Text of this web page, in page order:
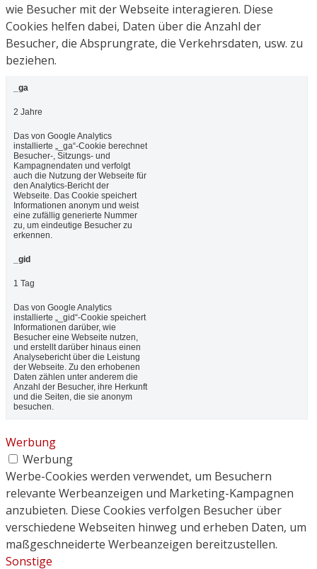
wie Besucher mit der Webseite interagieren. Diese
Cookies helfen dabei, Daten über die Anzahl der
Besucher, die Absprungrate, die Verkehrsdaten, usw. zu
beziehen.
_ga
2 Jahre
Das von Google Analytics
installierte „_ga“-Cookie berechnet
Besucher-, Sitzungs- und
Kampagnendaten und verfolgt
auch die Nutzung der Webseite für
den Analytics-Bericht der
Webseite. Das Cookie speichert
Informationen anonym und weist
eine zufällig generierte Nummer
zu, um eindeutige Besucher zu
erkennen.
_gid
1 Tag
Das von Google Analytics
installierte „_gid“-Cookie speichert
Informationen darüber, wie
Besucher eine Webseite nutzen,
und erstellt darüber hinaus einen
Analysebericht über die Leistung
der Webseite. Zu den erhobenen
Daten zählen unter anderem die
Anzahl der Besucher, ihre Herkunft
und die Seiten, die sie anonym
besuchen.
Werbung
Werbung
Werbe-Cookies werden verwendet, um Besuchern
relevante Werbeanzeigen und Marketing-Kampagnen
anzubieten. Diese Cookies verfolgen Besucher über
verschiedene Webseiten hinweg und erheben Daten, um
maßgeschneiderte Werbeanzeigen bereitzustellen.
Sonstige